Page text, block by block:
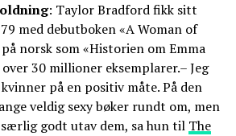
: Taylor Bradford fikk sitt
med debutboken «A Woman of
norsk som «Historien om Emma
30 millioner eksemplarer.– Jeg
på en positiv måte. På den
veldig sexy bøker rundt om, men
godt utav dem, sa hun til The